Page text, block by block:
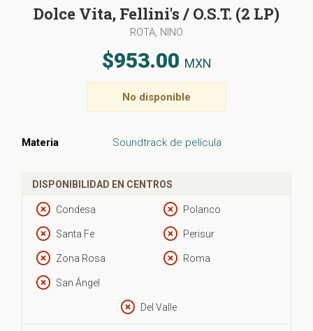
Dolce Vita, Fellini's / O.S.T. (2 LP)
ROTA, NINO
$953.00 MXN
No disponible
Materia Soundtrack de película
DISPONIBILIDAD EN CENTROS
Condesa Polanco
Santa Fe Perisur
Zona Rosa Roma
San Ángel
Del Valle